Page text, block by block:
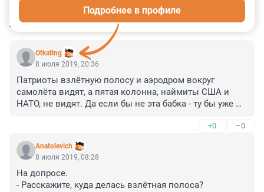
КОММЕНТАРИИ 8
Otkating
Подробнее в профиле
8 июля 2019, 20:36
Патриоты взлётную полосу и аэродром вокруг
самолёта видят, а пятая колонна, наймиты США и
НАТО, не видят. Да если бы не эта бабка - ту бы уже
+0 –0
Anatolevich
8 июля 2019, 08:28
На допросе.
- Расскажите, куда делась взлётная полоса?